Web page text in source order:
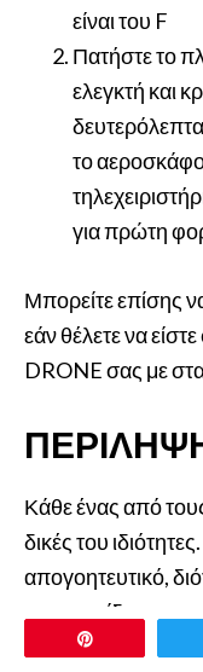
είναι του F
Πατήστε το
ελεγκτή και
το
για πρώτη
Μπορείτε επίσης
εάν θέλετε να
DRONE σας με
Κάθε ένας από
δικές του
απογοητευτικό,
το εγχειρίδιο, το
τα γενικά